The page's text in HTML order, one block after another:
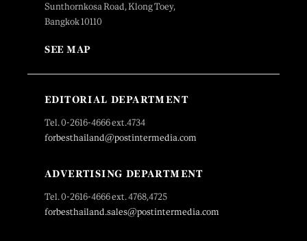
Sunthornkosa Road, Klong Toey,
Bangkok 10110
SEE MAP
EDITORIAL DEPARTMENT
Tel. 0-2616-4666 ext.4734
forbesthailand@postintermedia.com
ADVERTISING DEPARTMENT
Tel. 0-2616-4666 ext. 4768,4725
forbesthailand.sales@postintermedia.com